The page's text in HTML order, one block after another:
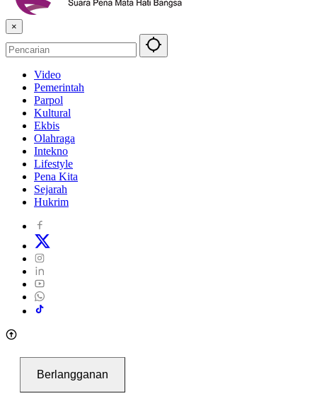
×
Video
Pemerintah
Parpol
Kultural
Ekbis
Olahraga
Intekno
Lifestyle
Pena Kita
Sejarah
Hukrim
Berlangganan